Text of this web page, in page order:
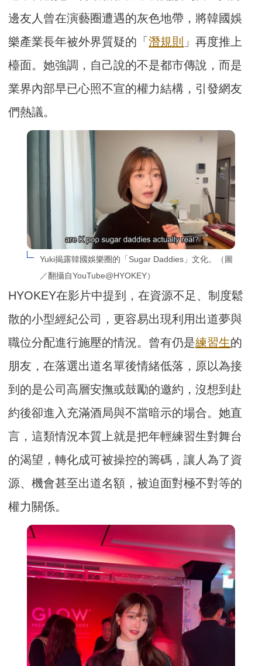
邊友人曾在演藝圈遭遇的灰色地帶，將韓國娛
樂產業長年被外界質疑的「潛規則 」再度推上
檯面。她強調，自己說的不是都市傳說，而是
業界內部早已心照不宣的權力結構，引發網友
們熱議。
Yuki揭露韓國娛樂圈的「Sugar Daddies」文化。（圖
／翻攝自YouTube@HYOKEY）
HYOKEY在影片中提到，在資源不足、制度鬆
散的小型經紀公司，更容易出現利用出道夢與
職位分配進行施壓的情況。曾有仍是練習生的
朋友，在落選出道名單後情緒低落，原以為接
到的是公司高層安撫或鼓勵的邀約，沒想到赴
約後卻進入充滿酒局與不當暗示的場合。她直
言，這類情況本質上就是把年輕練習生對舞台
的渴望，轉化成可被操控的籌碼，讓人為了資
源、機會甚至出道名額，被迫面對極不對等的
權力關係。